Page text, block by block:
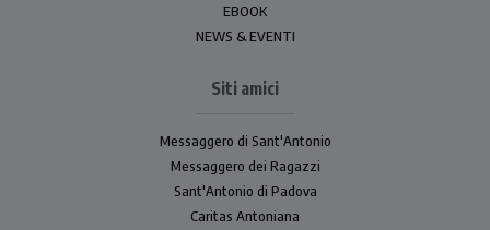
EBOOK
NEWS & EVENTI
Siti amici
Messaggero di Sant'Antonio
Messaggero dei Ragazzi
Sant'Antonio di Padova
Caritas Antoniana